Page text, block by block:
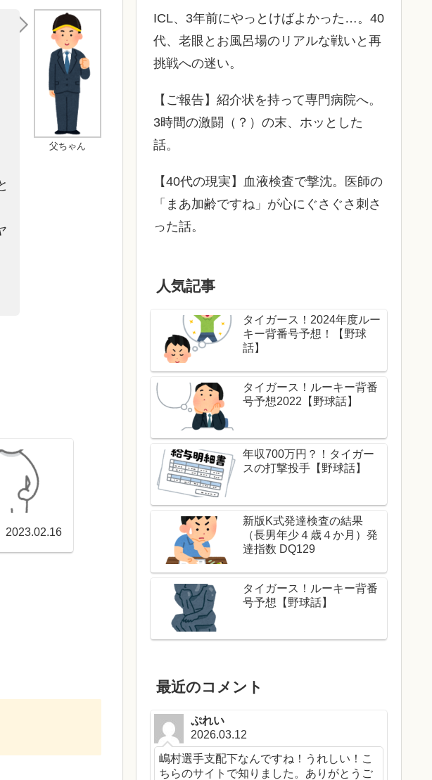
父ちゃん
2023.02.16
ICL、3年前にやっとけばよかった…。40
代、老眼とお風呂場のリアルな戦いと再
挑戦への迷い。
​【ご報告】紹介状を持って専門病院へ。
3時間の激闘（？）の末、ホッとした
話。
【40代の現実】血液検査で撃沈。医師の
「まあ加齢ですね」が心にぐさぐさ刺さ
った話。
人気記事
タイガース！2024年度ルー
キー背番号予想！【野球
話】
タイガース！ルーキー背番
号予想2022【野球話】
年収700万円？！タイガー
スの打撃投手【野球話】
新版K式発達検査の結果
（長男年少４歳４か月）発
達指数 DQ129
タイガース！ルーキー背番
号予想【野球話】
最近のコメント
ぷれい
2026.03.12
嶋村選手支配下なんですね！うれしい！こ
ちらのサイトで知りました。ありがとうご